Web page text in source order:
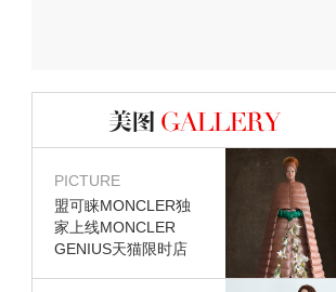
图库
PICTURE
盟可睐MONCLER独
家上线MONCLER
GENIUS天猫限时店